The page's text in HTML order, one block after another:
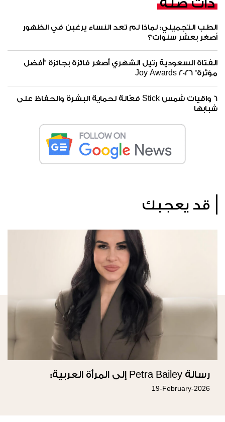
ذات صلة
الطب التجميلي: لماذا لم تعد النساء يرغبن في الظهور
أصغر بعشر سنوات؟
الفتاة السعودية رتيل الشهري أصغر فائزة بجائزة "أفضل
مؤثرة" Joy Awards 2026
6 واقيات شمس Stick فعّالة لحماية البشرة والحفاظ على
شبابها
قد يعجبك
رسالة Petra Bailey إلى المرأة العربية:
19-February-2026